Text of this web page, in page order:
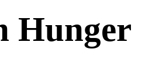
Hunger